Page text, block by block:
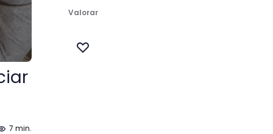
7 min.
Valorar